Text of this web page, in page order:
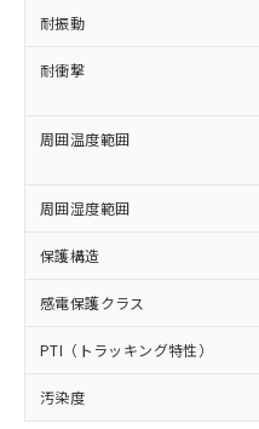
耐振動
耐衝撃
周囲温度範囲
周囲湿度範囲
保護構造
感電保護クラス
PTI（トラッキング特性）
汚染度
正式な納期状
様のお取引
ムロン制御
オムロン制
販売ネ
在庫状況お
事前の承諾な
示しないよう
マイパーツ機
ビス）をご利
メンバーズに
お客様が当
類(PBB) 1000ppm以下
(PBDE) 1000ppm以下、
ル) (DEHP)(別名：
ルベンジル（BBP）
（DBP） 1000ppm以
適用除外項目は除く。
フタル酸エステル類の
図的な使用がないことを
※2 対応予定月
部品在庫の切り替え
月が前後すること
Cr(Ⅵ)(六価クロム) :
DBP(フタル酸ジブチル)
イソブチル) : 1000ppm
DEHP(フタル酸ビス(2-
※2 環境保護使用
「ｅ」：有害物質（
準値以下であるこ
「10」：通常の使
質が外部に漏えい
及ぼさない年数を意
「－」：未確認で
当社は規制
全に破砕す
いよう必要な
当社は貴社製
ル、化学兵
武器並びに
当社は、貴
場合は、上記
該第三者に
販売先および
法に輸出す
り引きをいた
一定数以
一定数
在庫な
いては
たはお
機器販
空
白
受注生産
情報を公